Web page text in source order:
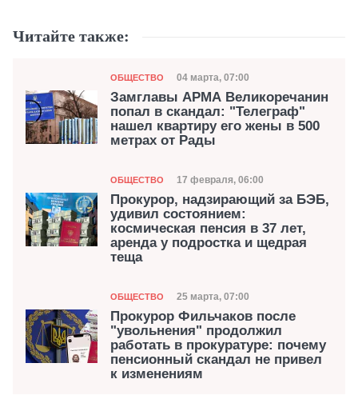
Читайте также:
Категория
ОБЩЕСТВО Дата публикации
04 марта, 07:00
Замглавы АРМА Великоречанин
попал в скандал: "Телеграф"
нашел квартиру его жены в 500
метрах от Рады
Категория
ОБЩЕСТВО Дата публикации
17 февраля, 06:00
Прокурор, надзирающий за БЭБ,
удивил состоянием:
космическая пенсия в 37 лет,
аренда у подростка и щедрая
теща
Категория
ОБЩЕСТВО Дата публикации
25 марта, 07:00
Прокурор Фильчаков после
"увольнения" продолжил
работать в прокуратуре: почему
пенсионный скандал не привел
к изменениям